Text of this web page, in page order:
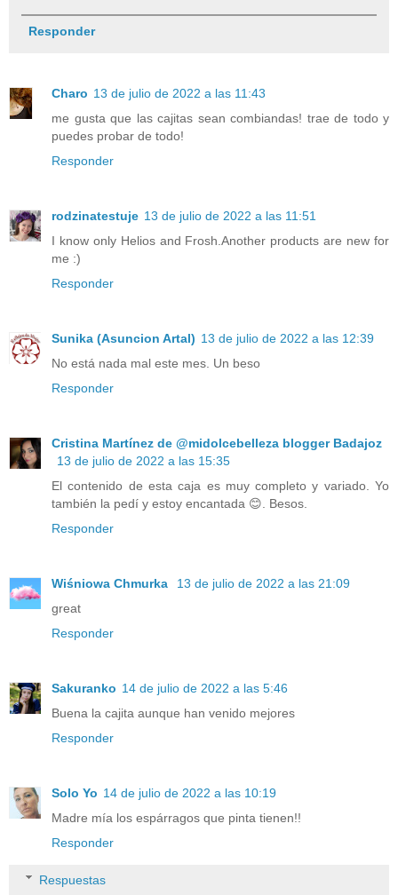
Responder
Charo 13 de julio de 2022 a las 11:43
me gusta que las cajitas sean combiandas! trae de todo y
puedes probar de todo!
Responder
rodzinatestuje 13 de julio de 2022 a las 11:51
I know only Helios and Frosh.Another products are new for
me :)
Responder
Sunika (Asuncion Artal) 13 de julio de 2022 a las 12:39
No está nada mal este mes. Un beso
Responder
Cristina Martínez de @midolcebelleza blogger Badajoz
13 de julio de 2022 a las 15:35
El contenido de esta caja es muy completo y variado. Yo
también la pedí y estoy encantada 😊. Besos.
Responder
Wiśniowa Chmurka
13 de julio de 2022 a las 21:09
great
Responder
Sakuranko 14 de julio de 2022 a las 5:46
Buena la cajita aunque han venido mejores
Responder
Solo Yo 14 de julio de 2022 a las 10:19
Madre mía los espárragos que pinta tienen!!
Responder
Respuestas